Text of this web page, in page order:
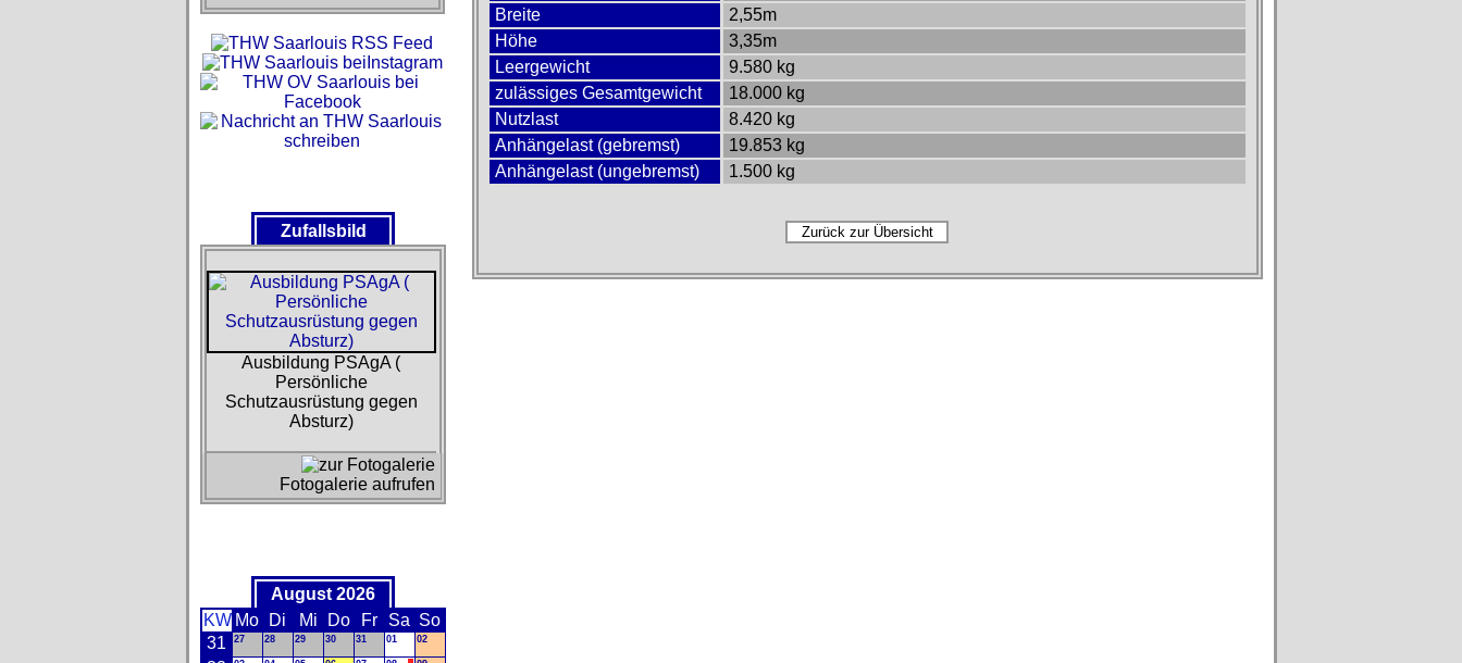
Zufallsbild
Ausbildung PSAgA (
Persönliche
Schutzausrüstung gegen
Absturz)
Fotogalerie aufrufen
August 2026
KW Mo Di Mi Do Fr Sa So
31
27 28 29 30 31 01 02
Breite
2,55m
Höhe
3,35m
Leergewicht
9.580 kg
zulässiges Gesamtgewicht
18.000 kg
Nutzlast
8.420 kg
Anhängelast (gebremst)
19.853 kg
Anhängelast (ungebremst)
1.500 kg